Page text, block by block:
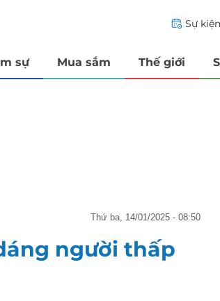
Sự kiện
sự Mua sắm Thế giới
thứ ba, 14/01/2025 - 08:50
người thấp